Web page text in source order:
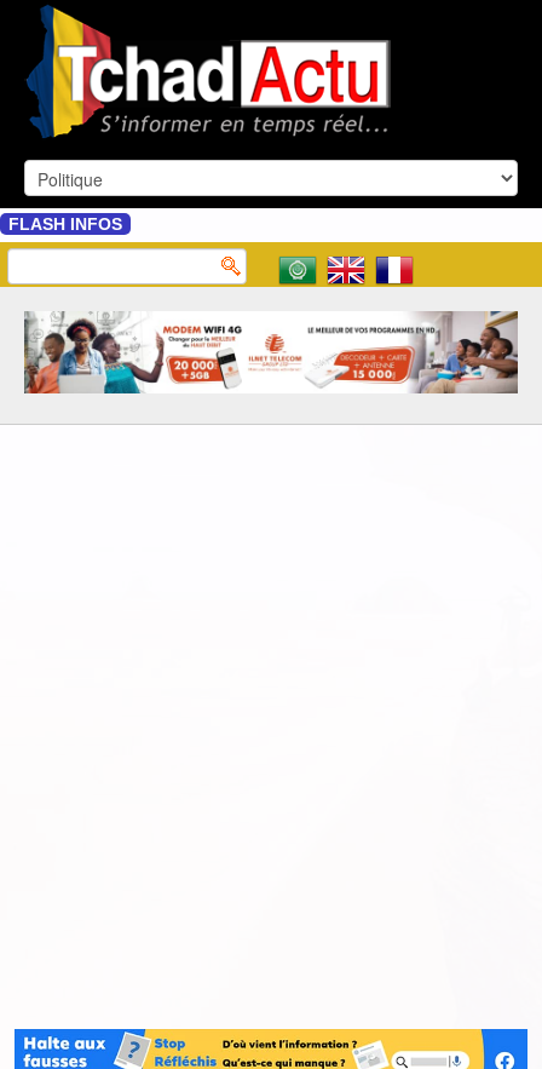
FLASH INFOS